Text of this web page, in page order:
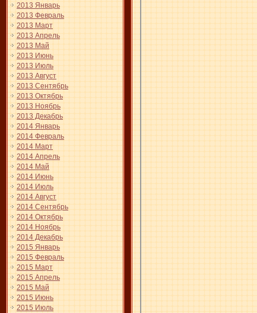
2013 Январь
2013 Февраль
2013 Март
2013 Апрель
2013 Май
2013 Июнь
2013 Июль
2013 Август
2013 Сентябрь
2013 Октябрь
2013 Ноябрь
2013 Декабрь
2014 Январь
2014 Февраль
2014 Март
2014 Апрель
2014 Май
2014 Июнь
2014 Июль
2014 Август
2014 Сентябрь
2014 Октябрь
2014 Ноябрь
2014 Декабрь
2015 Январь
2015 Февраль
2015 Март
2015 Апрель
2015 Май
2015 Июнь
2015 Июль